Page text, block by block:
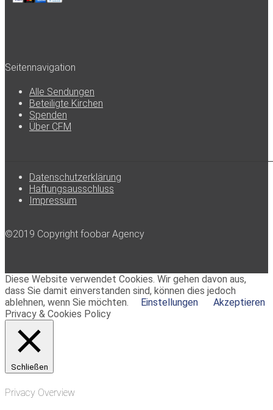
Seitennavigation
Alle Sendungen
Beteiligte Kirchen
Spenden
Über CFM
Datenschutzerklärung
Haftungsausschluss
Impressum
©2019 Copyright foobar Agency
Diese Website verwendet Cookies. Wir gehen davon aus,
dass Sie damit einverstanden sind, können dies jedoch
ablehnen, wenn Sie möchten.
Einstellungen
Akzeptieren
Privacy & Cookies Policy
Schließen
Privacy Overview